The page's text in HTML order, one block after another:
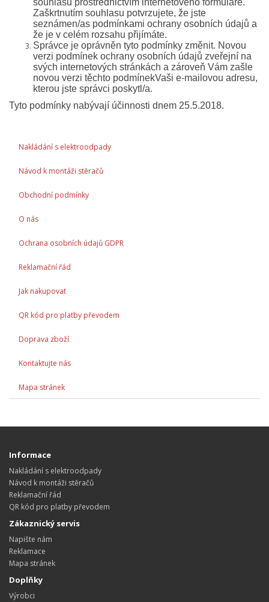
souhlasu prostřednictvím internetového formuláře.
Zaškrtnutím souhlasu potvrzujete, že jste
seznámen/as podmínkami ochrany osobních údajů a
že je v celém rozsahu přijímáte.
Správce je oprávněn tyto podmínky změnit. Novou
verzi podmínek ochrany osobních údajů zveřejní na
svých internetových stránkách a zároveň Vám zašle
novou verzi těchto podmínekVaši e-mailovou adresu,
kterou jste správci poskytl/a.
Tyto podmínky nabývají účinnosti dnem 25.5.2018.
Nakládání s elektroodpady
Návod k montáži stěračů
Obchodní podmínky
O nás
Ochrana osobních údajů GDPR
Reklamační řád
Jak nakupovat
QR kód pro platby převodem
Doprava zboží
Kontaktujte nás
Mapa stránek
Informace
Nakládání s elektroodpady
Návod k montáži stěračů
Reklamační řád
QR kód pro platby převodem
Zákaznický servis
Napište nám
Reklamace
Mapa stránek
Doplňky
Výrobci